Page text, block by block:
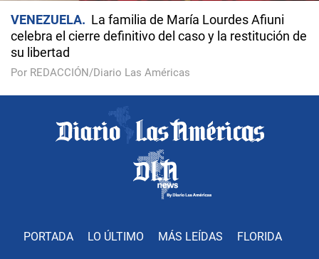
VENEZUELA
La familia de María Lourdes Afiuni
celebra el cierre definitivo del caso y la restitución de
su libertad
Por REDACCIÓN/Diario Las Américas
PORTADA LO ÚLTIMO MÁS LEÍDAS FLORIDA